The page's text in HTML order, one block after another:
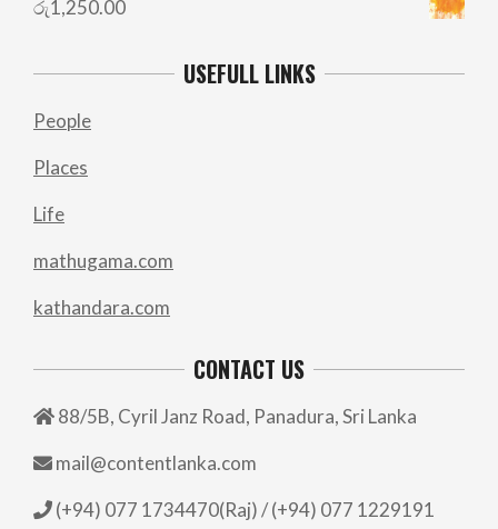
රු1,250.00
USEFULL LINKS
People
Places
Life
mathugama.com
kathandara.com
CONTACT US
88/5B, Cyril Janz Road, Panadura, Sri Lanka
mail@contentlanka.com
(+94) 077 1734470(Raj) / (+94) 077 1229191